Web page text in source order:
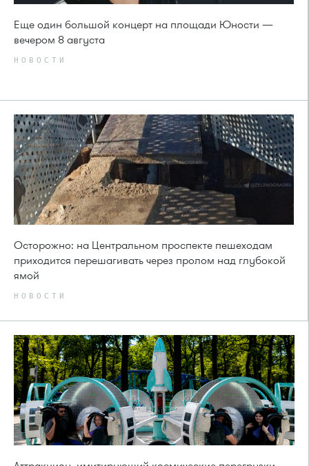
Еще один большой концерт на площади Юности —
вечером 8 августа
НОВОСТИ
Осторожно: на Центральном проспекте пешеходам
приходится перешагивать через пролом над глубокой
ямой
НОВОСТИ